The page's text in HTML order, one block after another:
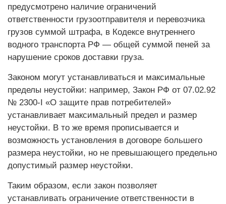
предусмотрено наличие ограничений
ответственности грузоотправителя и перевозчика
грузов суммой штрафа, в Кодексе внутреннего
водного транспорта РФ — общей суммой пеней за
нарушение сроков доставки груза.
Законом могут устанавливаться и максимальные
пределы неустойки: например, Закон РФ от 07.02.92
№ 2300-I «О защите прав потребителей»
устанавливает максимальный предел и размер
неустойки. В то же время прописывается и
возможность установления в договоре большего
размера неустойки, но не превышающего предельно
допустимый размер неустойки.
Таким образом, если закон позволяет
устанавливать ограничение ответственности в